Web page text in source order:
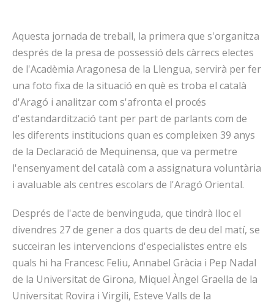
Aquesta jornada de treball, la primera que s'organitza
després de la presa de possessió dels càrrecs electes
de l'Acadèmia Aragonesa de la Llengua, servirà per fer
una foto fixa de la situació en què es troba el català
d'Aragó i analitzar com s'afronta el procés
d'estandardització tant per part de parlants com de
les diferents institucions quan es compleixen 39 anys
de la Declaració de Mequinensa, que va permetre
l'ensenyament del català com a assignatura voluntària
i avaluable als centres escolars de l'Aragó Oriental.
Després de l'acte de benvinguda, que tindrà lloc el
divendres 27 de gener a dos quarts de deu del matí, se
succeiran les intervencions d'especialistes entre els
quals hi ha Francesc Feliu, Annabel Gràcia i Pep Nadal
de la Universitat de Girona, Miquel Àngel Graella de la
Universitat Rovira i Virgili, Esteve Valls de la